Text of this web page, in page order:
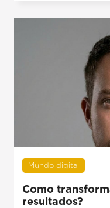
Mundo digital
Como
resultados?